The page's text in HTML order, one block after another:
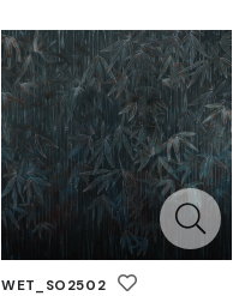
WET_SO2502